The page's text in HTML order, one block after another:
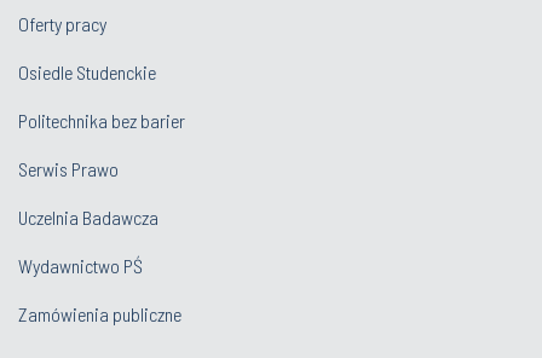
Oferty pracy
Osiedle Studenckie
Politechnika bez barier
Serwis Prawo
Uczelnia Badawcza
Wydawnictwo PŚ
Zamówienia publiczne